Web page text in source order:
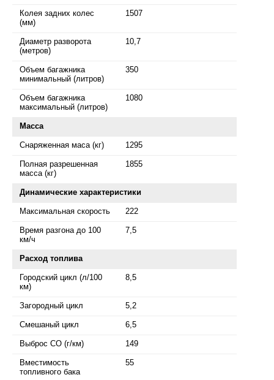
Колея задних колес
(мм)
1507
Диаметр разворота
(метров)
10,7
Объем багажника
минимальный (литров)
350
Объем багажника
максимальный (литров)
1080
Масса
Снаряженная маса (кг) 1295
Полная разрешенная
масса (кг)
1855
Динамические характеристики
Максимальная скорость 222
Время разгона до 100
км/ч
7,5
Расход топлива
Городский цикл (л/100
км)
8,5
Загородный цикл 5,2
Смешаный цикл 6,5
Выброс СО (г/км) 149
Вместимость
топливного бака
55